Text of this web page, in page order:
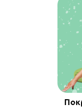
Тиждень
День 8